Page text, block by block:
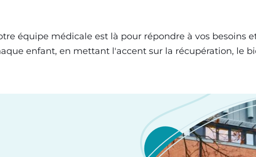
équipe médicale est là pour répondre à vos besoins
enfant, en mettant l'accent sur la récupération, le